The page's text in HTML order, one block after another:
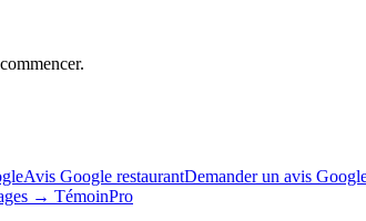
Avis Google restaurantDemander un avis
→ TémoinPro